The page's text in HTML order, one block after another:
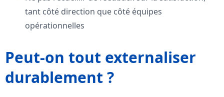
tant côté direction que côté équipes
opérationnelles
Peut-on tout externaliser
durablement ?